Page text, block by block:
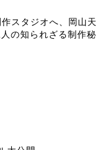
スタジオへ、岡山天
の知られざる制作秘